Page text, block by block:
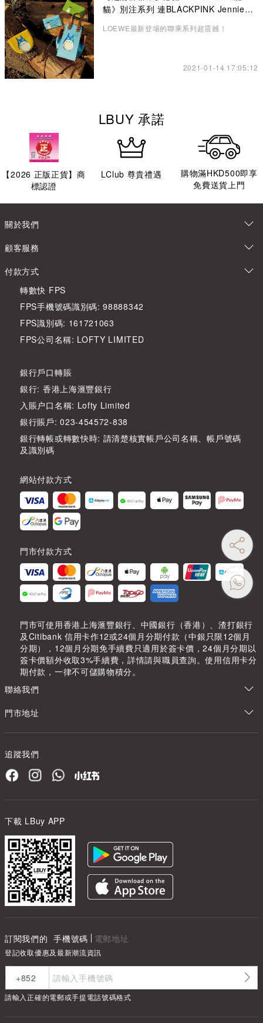
貓》別注系列 連BLACKPINK Jennie也
LOEWE最新登場的聯乘系列超震撼！
2021-01-14 17:05:12
LBUY 承諾
【2026 正版正貨】商
標認證
LClub 尊貴禮遇
購物滿HKD500即享
免費送貨上門
關於我們
顧客服務
付款方式
轉數快 FPS
FPS手機號碼識別碼: 98888342
FPS識別碼: 161721063
FPS公司名稱: LOFTY LIMITED
銀行戶口轉賬
銀行: 香港上海滙豐銀行
入賬户口名稱: Lofty Limited
銀行賬戶: 023-454572-838
銀行轉帳或轉數快時: 請清楚核實帳戶公司名稱、帳戶號碼
及識別碼
網站付款方式
門市付款方式
門市可使用香港上海滙豐銀行、中國銀行（香港）、渣打銀行
及Citibank 信用卡作12或24個月分期付款（中銀只限12個月
分期），12個月分期免手續費只適用於簽卡價，24個月分期以
簽卡價額外收取3%手續費，詳情請與職員查詢。使用信用卡分
期付款，一律不可儲購物積分。
聯絡我們
門市地址
追蹤我們
下載 LBuy APP
訂閱我們的 手機號碼 電郵地址
登記收取優惠及最新潮流資訊
請輸入正確的電郵或手提電話號碼格式